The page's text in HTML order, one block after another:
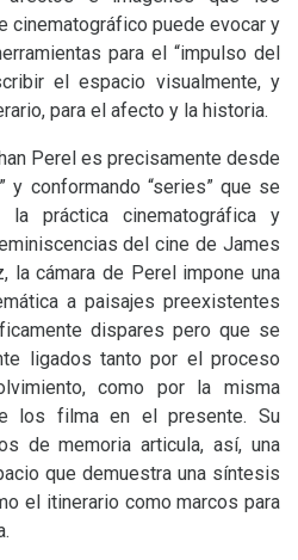
cinematográfico puede evocar y
para el “impulso del
el espacio visualmente, y
para el afecto y la historia.
Perel es precisamente desde
y conformando “series” que se
práctica cinematográfica y
del cine de James
la cámara de Perel impone una
a paisajes preexistentes
dispares pero que se
ligados tanto por el proceso
como por la misma
los filma en el presente. Su
de memoria articula, así, una
que demuestra una síntesis
el itinerario como marcos para